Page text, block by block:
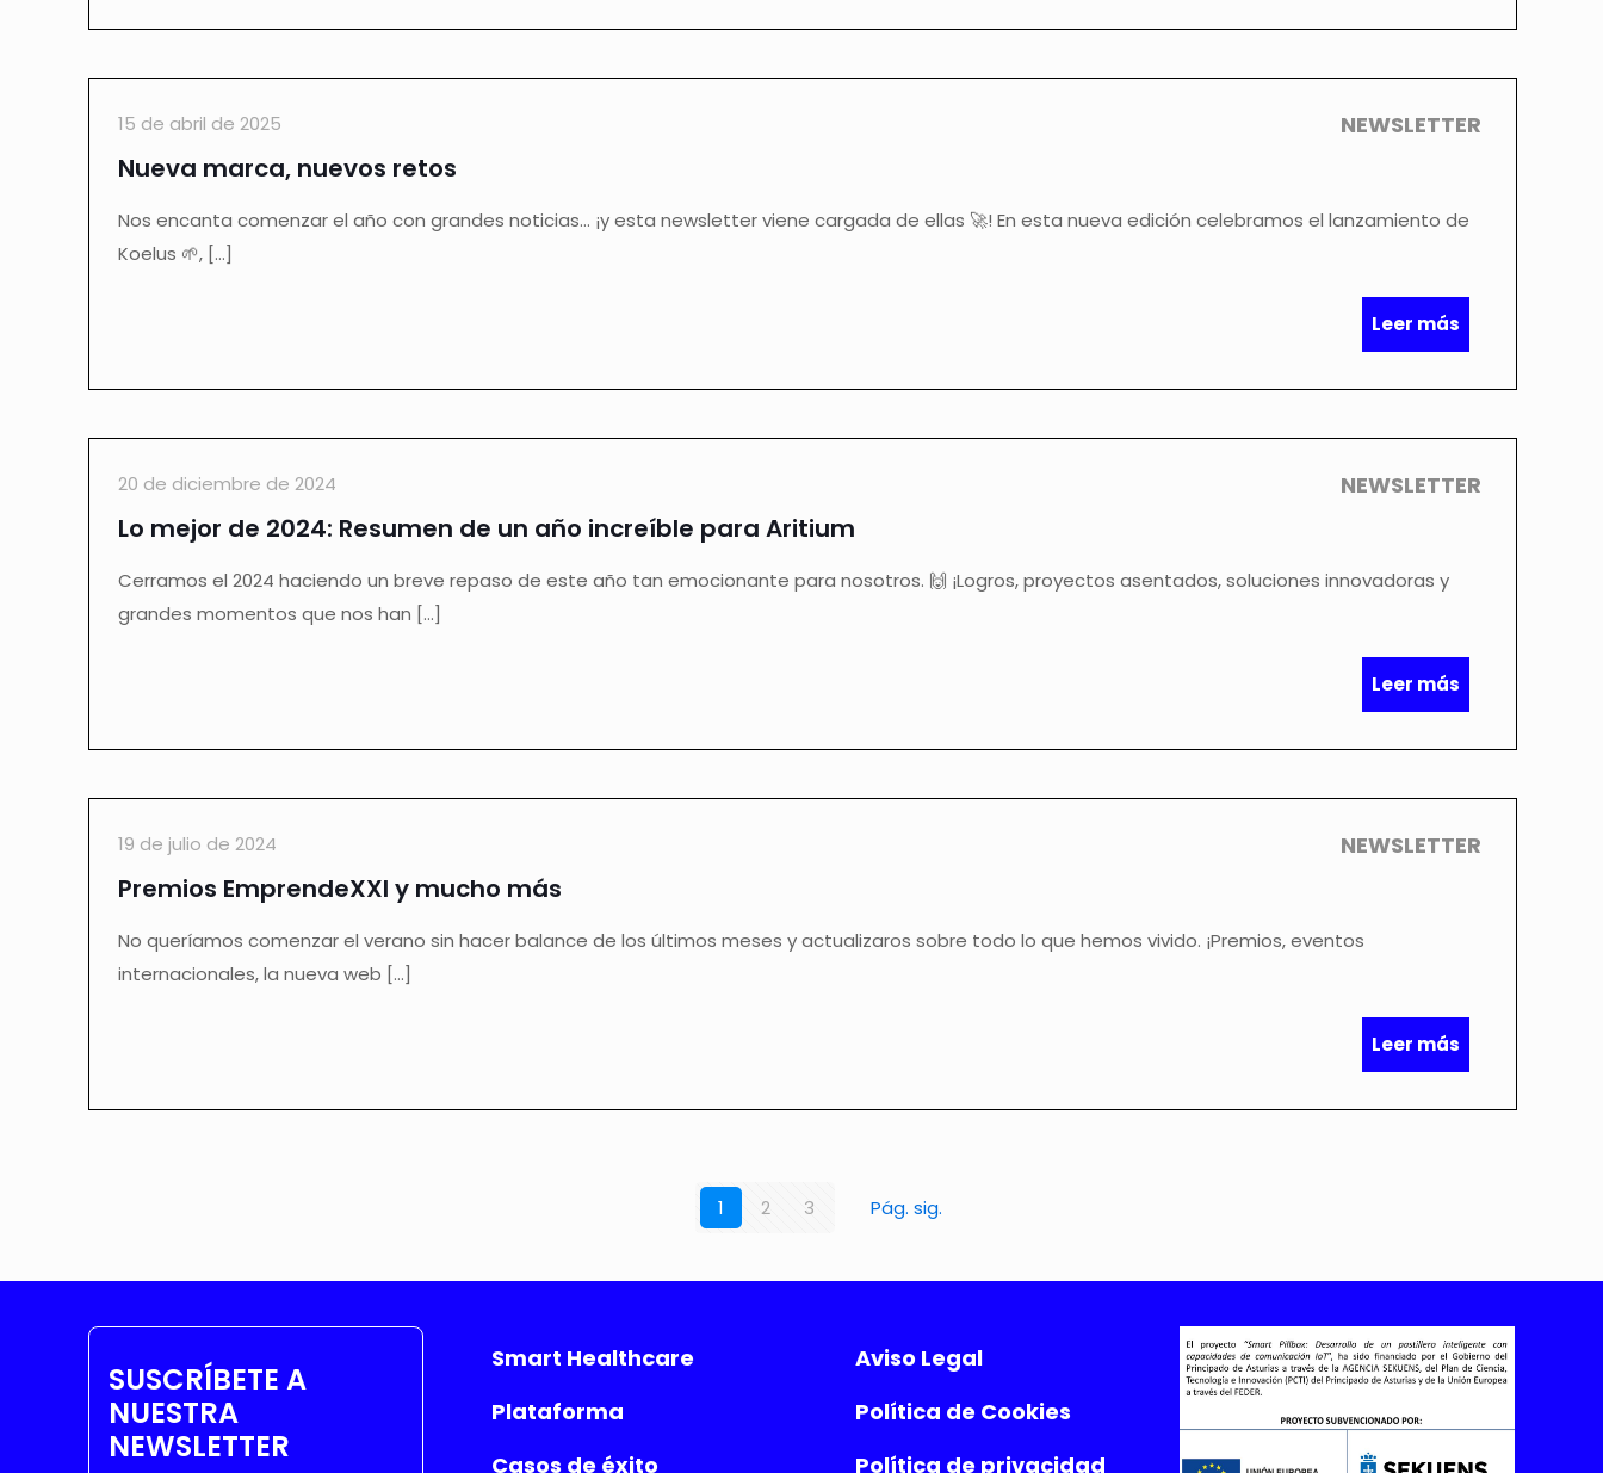
15 de abril de 2025 NEWSLETTER
Nueva marca, nuevos retos
Nos encanta comenzar el año con grandes noticias… ¡y esta newsletter viene cargada de ellas 🚀! En esta nueva edición celebramos el lanzamiento de
Koelus 🌱, […]
Leer más
20 de diciembre de 2024 NEWSLETTER
Lo mejor de 2024: Resumen de un año increíble para Aritium
Cerramos el 2024 haciendo un breve repaso de este año tan emocionante para nosotros. 🙌 ¡Logros, proyectos asentados, soluciones innovadoras y
grandes momentos que nos han […]
Leer más
19 de julio de 2024 NEWSLETTER
Premios EmprendeXXI y mucho más
No queríamos comenzar el verano sin hacer balance de los últimos meses y actualizaros sobre todo lo que hemos vivido. ¡Premios, eventos
internacionales, la nueva web […]
Leer más
1 2 3 Pág. sig.
SUSCRÍBETE A
NUESTRA
NEWSLETTER
Smart Healthcare
Plataforma
Casos de éxito
Aviso Legal
Política de Cookies
Política de privacidad